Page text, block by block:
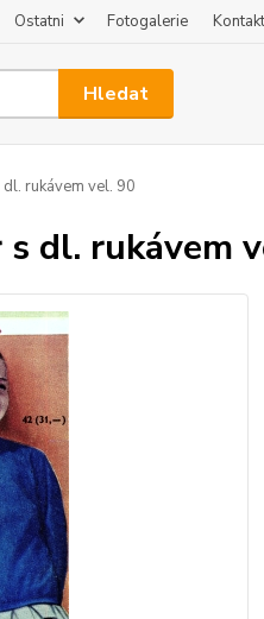
Ostatni Fotogalerie
Hledat
rukávem vel. 90
dl. rukávem